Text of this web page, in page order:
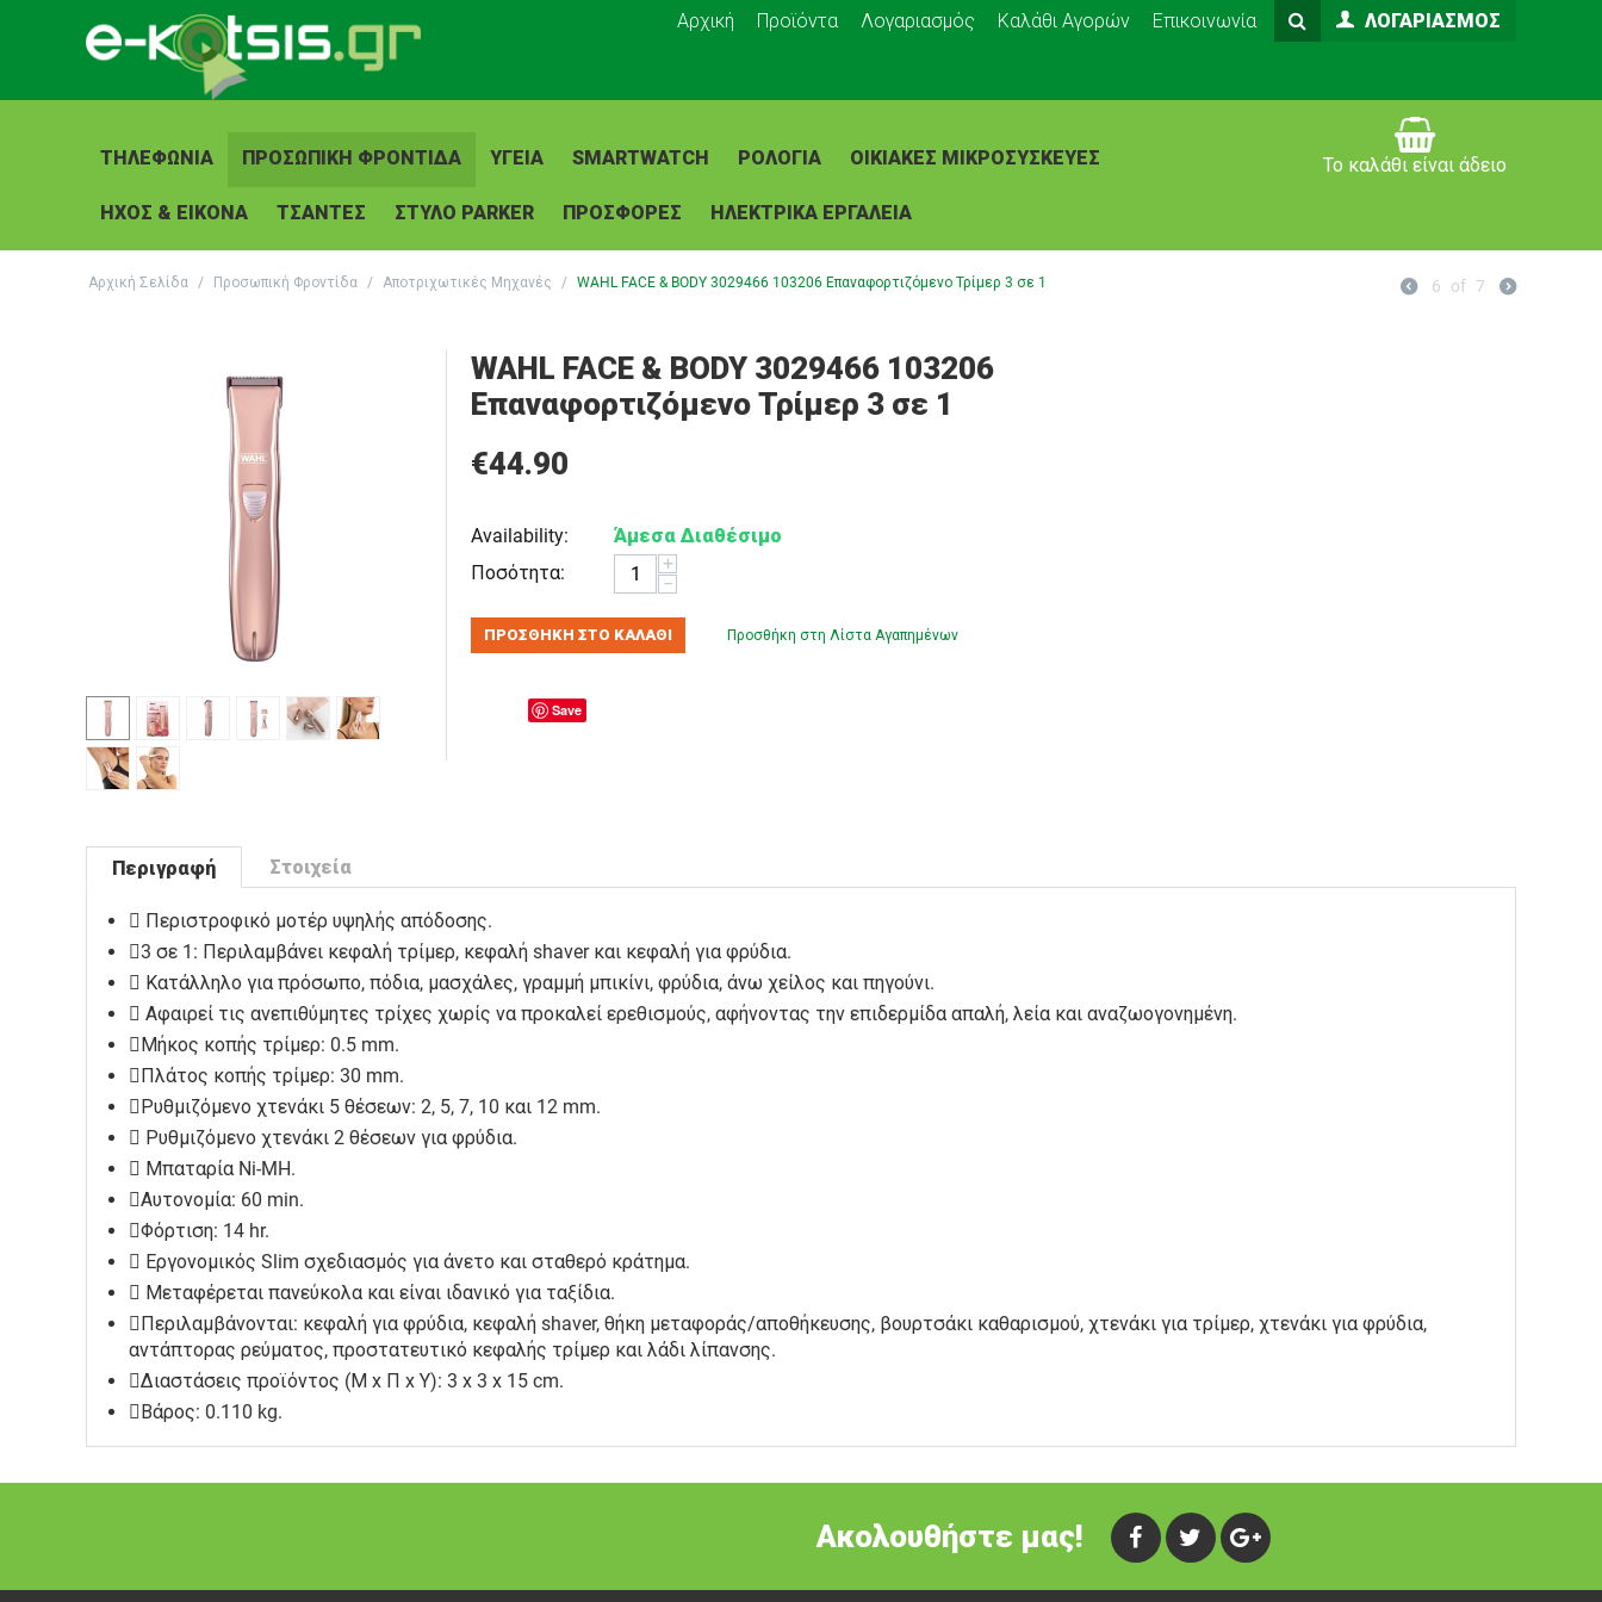
ΛΟΓΑΡΙΑΣΜΌΣ
Αρχική Προϊόντα Λογαριασμός Καλάθι Αγορών Επικοινωνία
ΤΗΛΕΦΩΝΊΑ ΠΡΟΣΩΠΙΚΉ ΦΡΟΝΤΊΔΑ ΥΓΕΊΑ SMARTWATCH ΡΟΛΌΓΙΑ ΟΙΚΙΑΚΈΣ ΜΙΚΡΟΣΥΣΚΕΥΈΣ
ΉΧΟΣ & ΕΙΚΌΝΑ ΤΣΆΝΤΕΣ ΣΤΥΛΟ PARKER ΠΡΟΣΦΟΡΕΣ ΗΛΕΚΤΡΙΚΑ ΕΡΓΑΛΕΙΑ
Το καλάθι είναι άδειο
Αρχική Σελίδα / Προσωπική Φροντίδα / Αποτριχωτικές Μηχανές / WAHL FACE & BODY 3029466 103206 Επαναφορτιζόμενο Τρίμερ 3 σε 1 6 of 7
WAHL FACE & BODY 3029466 103206
Επαναφορτιζόμενο Τρίμερ 3 σε 1
€44.90
Availability:
Άμεσα Διαθέσιμο
Ποσότητα:
+
−
ΠΡΟΣΘΉΚΗ ΣΤΟ ΚΑΛΆΘΙ Προσθήκη στη Λίστα Αγαπημένων
Save
Περιγραφή Στοιχεία
Περιστροφικό μοτέρ υψηλής απόδοσης.
3 σε 1: Περιλαμβάνει κεφαλή τρίμερ, κεφαλή shaver και κεφαλή για φρύδια.
Κατάλληλο για πρόσωπο, πόδια, μασχάλες, γραμμή μπικίνι, φρύδια, άνω χείλος και πηγούνι.
Αφαιρεί τις ανεπιθύμητες τρίχες χωρίς να προκαλεί ερεθισμούς, αφήνοντας την επιδερμίδα απαλή, λεία και αναζωογονημένη.
Μήκος κοπής τρίμερ: 0.5 mm.
Πλάτος κοπής τρίμερ: 30 mm.
Ρυθμιζόμενο χτενάκι 5 θέσεων: 2, 5, 7, 10 και 12 mm.
Ρυθμιζόμενο χτενάκι 2 θέσεων για φρύδια.
Μπαταρία Ni-MH.
Αυτονομία: 60 min.
Φόρτιση: 14 hr.
Εργονομικός Slim σχεδιασμός για άνετο και σταθερό κράτημα.
Μεταφέρεται πανεύκολα και είναι ιδανικό για ταξίδια.
Περιλαμβάνονται: κεφαλή για φρύδια, κεφαλή shaver, θήκη μεταφοράς/αποθήκευσης, βουρτσάκι καθαρισμού, χτενάκι για τρίμερ, χτενάκι για φρύδια,
αντάπτορας ρεύματος, προστατευτικό κεφαλής τρίμερ και λάδι λίπανσης.
Διαστάσεις προϊόντος (Μ x Π x Υ): 3 x 3 x 15 cm.
Βάρος: 0.110 kg.
Ακολουθήστε μας!